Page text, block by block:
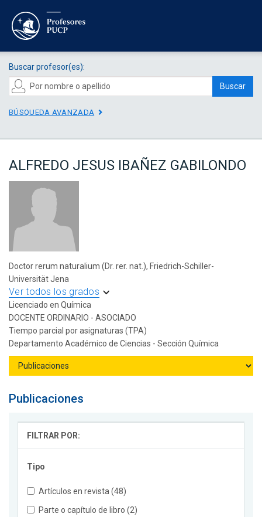
Buscar profesor(es):
Buscar
BÚSQUEDA AVANZADA
ALFREDO JESUS IBAÑEZ GABILONDO
Doctor rerum naturalium (Dr. rer. nat.), Friedrich-Schiller-
Universität Jena
Ver todos los grados
Licenciado en Química
DOCENTE ORDINARIO - ASOCIADO
Tiempo parcial por asignaturas (TPA)
Departamento Académico de Ciencias - Sección Química
Publicaciones
FILTRAR POR:
Tipo
Artículos en revista (48)
Parte o capítulo de libro (2)